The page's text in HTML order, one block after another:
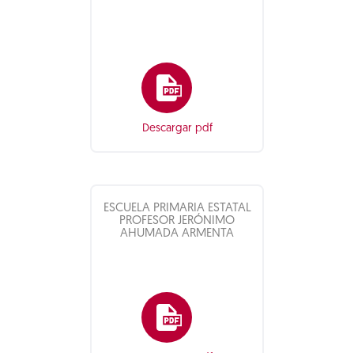
Descargar pdf
ESCUELA PRIMARIA ESTATAL
PROFESOR JERÓNIMO
AHUMADA ARMENTA